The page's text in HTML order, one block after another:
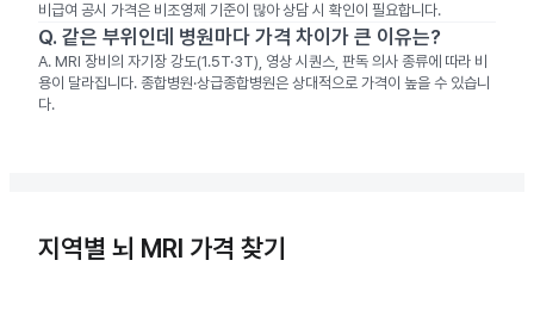
비급여 공시 가격은 비조영제 기준이 많아 상담 시 확인이 필요합니다.
Q. 같은 부위인데 병원마다 가격 차이가 큰 이유는?
A. MRI 장비의 자기장 강도(1.5T·3T), 영상 시퀀스, 판독 의사 종류에 따라 비
용이 달라집니다. 종합병원·상급종합병원은 상대적으로 가격이 높을 수 있습니
다.
지역별 뇌 MRI 가격 찾기